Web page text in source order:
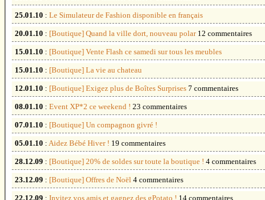
25.01.10 : Le Simulateur de Fashion disponible en français
20.01.10 : [Boutique] Quand la ville dort, nouveau polar 12 commentaires
15.01.10 : [Boutique] Vente Flash ce samedi sur tous les meubles
15.01.10 : [Boutique] La vie au chateau
12.01.10 : [Boutique] Exigez plus de Boîtes Surprises 7 commentaires
08.01.10 : Event XP*2 ce weekend ! 23 commentaires
07.01.10 : [Boutique] Un compagnon givré !
05.01.10 : Aidez Bébé Hiver ! 19 commentaires
28.12.09 : [Boutique] 20% de soldes sur toute la boutique ! 4 commentaires
23.12.09 : [Boutique] Offres de Noël 4 commentaires
22.12.09 : Invitez vos amis et gagnez des gPotato ! 14 commentaires